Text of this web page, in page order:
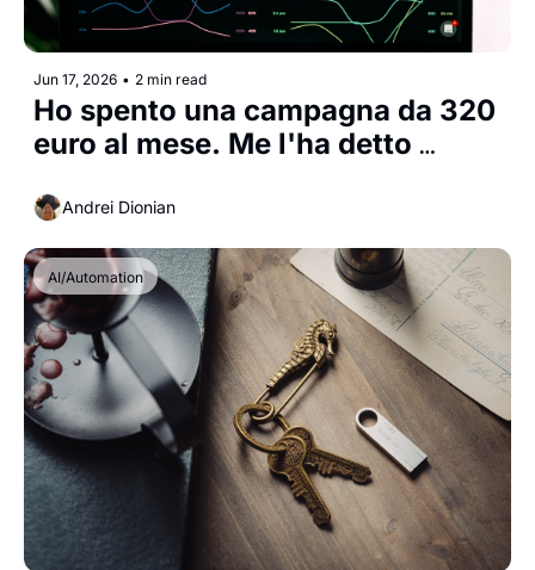
Jun 17, 2026 • 2 min read
Ho spento una campagna da 320
euro al mese. Me l'ha detto
Andrei Dionian
AI/Automation